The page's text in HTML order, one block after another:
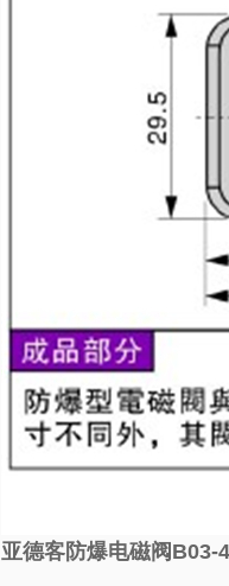
亚德客防爆电磁阀B03-